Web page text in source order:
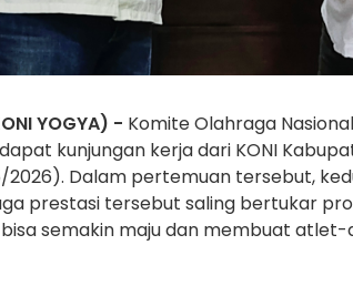
YOGYA) - Komite Olahraga
kunjungan kerja dari KONI
Dalam pertemuan tersebut,
prestasi tersebut saling bertukar
semakin maju dan membuat